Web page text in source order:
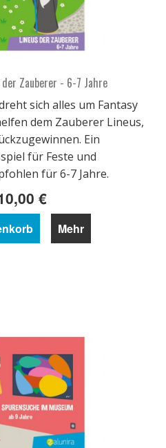
Zauberer - 6-7 Jahre
sich alles um Fantasy
dem Zauberer Lineus,
Ein
für Feste und
für 6-7 Jahre.
€
Mehr